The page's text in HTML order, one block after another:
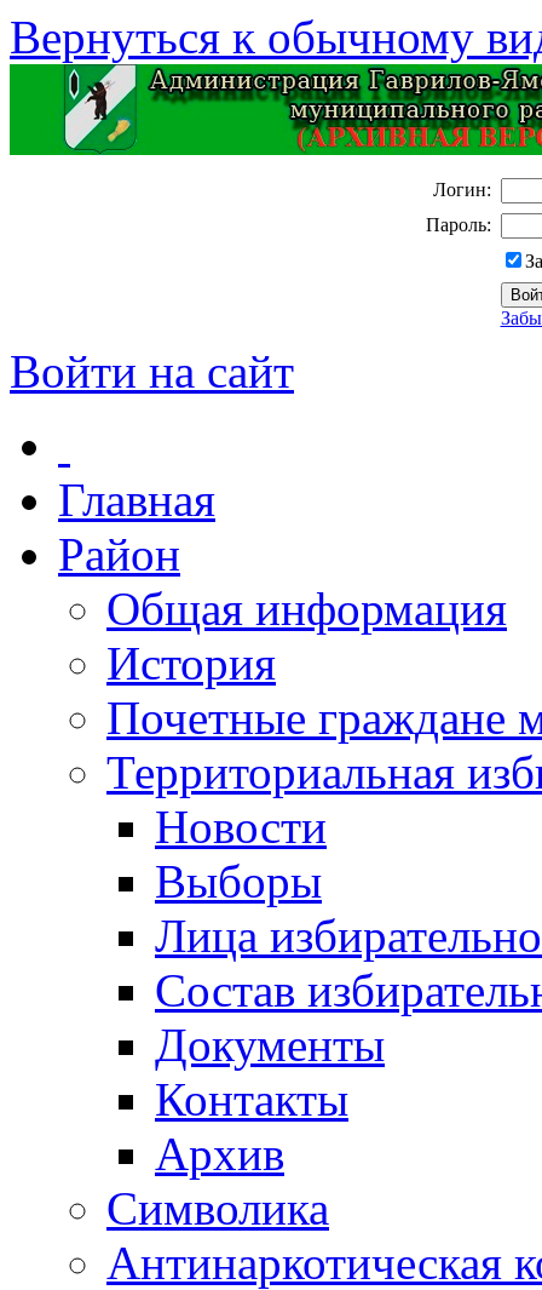
Вернуться к обычному
Логин:
Пароль:
Войти на сайт
Главная
Район
Общая информация
История
Почетные граждане
Территориальная
Новости
Выборы
Лица
Состав
Документы
Контакты
Архив
Символика
Антинаркотическая